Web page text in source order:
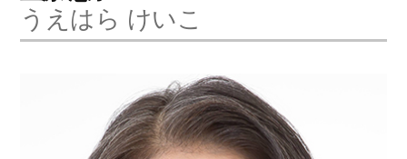
うえはら けいこ